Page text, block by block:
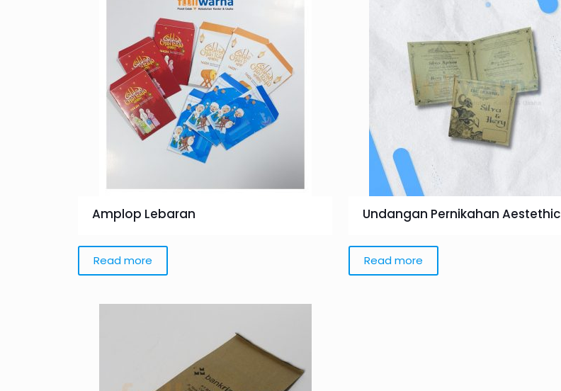
Amplop Lebaran
Read more
Undangan Pernikahan Aestethic
Read more